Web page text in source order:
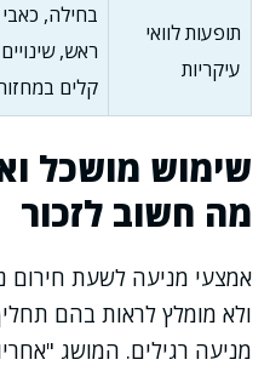
תופעות לוואי
עיקריות
בחילה, כאבי
ראש, שינויים
קלים
שימוש מושכל
מה חשוב לזכור
אמצעי מניעה לשעת חירום
ולא מומלץ לראות בהם
מניעה רגילים. המושג